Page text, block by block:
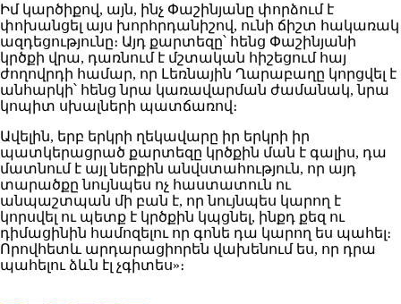
Իմ կարծիքով, այն, ինչ Փաշինյանը փորձում է
փոխանցել այս խորհրդանիշով, ունի ճիշտ հակառակ
ազդեցությունը։ Այդ քարտեզը՝ հենց Փաշինյանի
կրծքի վրա, դառնում է մշտական հիշեցում հայ
ժողովրդի համար, որ Լեռնային Ղարաբաղը կորցվել է
անհարկի՝ հենց նրա կառավարման ժամանակ, նրա
կոպիտ սխալների պատճառով։
Ավելին, երբ երկրի ղեկավարը իր երկրի իր
պատկերացրած քարտեզը կրծքին ման է գալիս, դա
մատնում է այլ ներքին անվստահություն, որ այդ
տարածքը նույնպես ոչ հաստատուն ու
անպաշտպան մի բան է, որ նույնպես կարող է
կորսվել ու պետք է կրծքին կպցնել, ինքդ քեզ ու
դիմացինին համոզելու որ գոնե դա կարող ես պահել։
Որովհետև արդարացիորեն վախենում ես, որ դրա
պահելու ձևն էլ չգիտես»։